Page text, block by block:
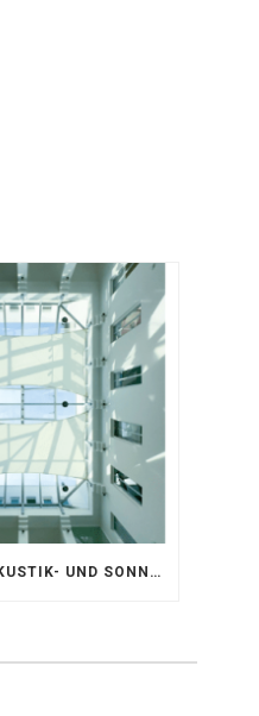
AKUSTIKSEGEL: AKUSTIK- UND SONNENSCHUTZOPTIMIERUNG IM ATRIUM DER UNIVERSITÄT BONN